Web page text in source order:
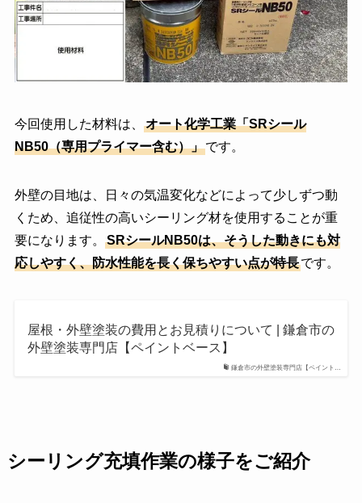
今回使用した材料は、
オート化学工業「SRシール
NB50（専用プライマー含む）」です。
外壁の目地は、日々の気温変化などによって少しずつ動
くため、追従性の高いシーリング材を使用することが重
要になります。
SRシールNB50は、そうした動きにも対
応しやすく、防水性能を長く保ちやすい点が特長です。
鎌倉市の外壁塗装専門店【ペイント…
屋根・外壁塗装の費用とお⾒積りについて | 鎌倉市の
外壁塗装専門店【ペイントベース】
シーリング充填作業の様子をご紹介